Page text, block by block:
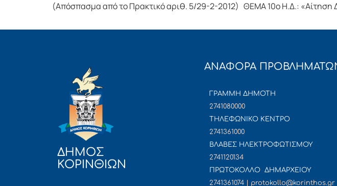
(Απόσπασμα από το Πρακτικό αριθ. 5/29-2-2012) ΘΕΜΑ 10ο Η.Δ.: «Αίτηση
ΔΗΜΟΣ
ΚΟΡΙΝΘΙΩΝ
ΑΝΑΦΟΡΑ
ΓΡΑΜΜΗ ΔΗΜΟΤΗ
2741080000
ΤΗΛΕΦΩΝΙΚΟ ΚΕΝΤΡΟ
2741361000
ΒΛΑΒΕΣ ΗΛΕΚΤΡΟΦΩΤΙΣΜΟΥ
2741120134
ΠΡΩΤΟΚΟΛΛΟ ΔΗΜΑΡΧΕΙΟΥ
2741361074 | protokollo@korinthos.gr